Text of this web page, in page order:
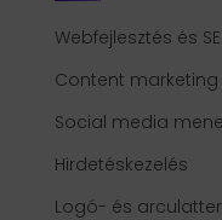
Webfejlesztés és
Content marketing
Social media
Hirdetéskezelés
Logó- és